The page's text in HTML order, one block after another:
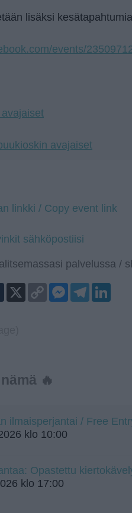
lisäksi
events/
avajaiset
linkki / Copy event link
sähköpostiisi
palvelussa /
Tumblr
Copy
Link
Messenger
Telegram
🔥
ilmaisperjantai / Free
klo 10:00
Opastettu
klo 17:00